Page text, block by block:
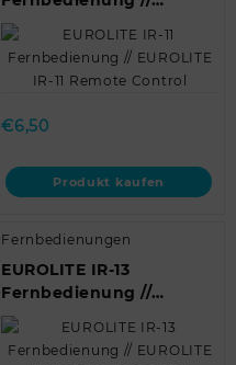
EUROLITE IR-11 Remote
Control
€6,50
Produkt kaufen
Fernbedienungen
EUROLITE IR-13
Fernbedienung //
EUROLITE IR-13 Remote
Control